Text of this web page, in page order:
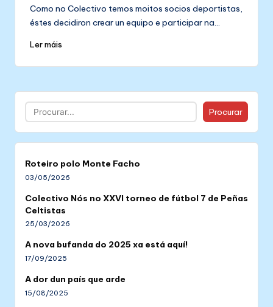
Como no Colectivo temos moitos socios deportistas,
éstes decidiron crear un equipo e participar na…
Ler máis
Buscar Procurar
Roteiro polo Monte Facho
03/05/2026
Colectivo Nós no XXVI torneo de fútbol 7 de Peñas
Celtistas
25/03/2026
A nova bufanda do 2025 xa está aquí!
17/09/2025
A dor dun país que arde
15/08/2025